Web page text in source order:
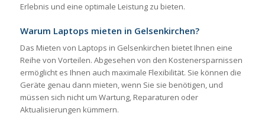
Erlebnis und eine optimale Leistung zu bieten.
Warum Laptops mieten in Gelsenkirchen?
Das Mieten von Laptops in Gelsenkirchen bietet Ihnen eine
Reihe von Vorteilen. Abgesehen von den Kostenersparnissen
ermöglicht es Ihnen auch maximale Flexibilität. Sie können die
Geräte genau dann mieten, wenn Sie sie benötigen, und
müssen sich nicht um Wartung, Reparaturen oder
Aktualisierungen kümmern.